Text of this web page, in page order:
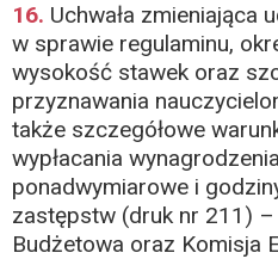
16. Uchwała zmieniająca
w sprawie regulaminu,
wysokość stawek oraz
przyznawania
także szczegółowe
wypłacania
ponadwymiarowe i
zastępstw (druk nr 211)
Budżetowa oraz Komisja